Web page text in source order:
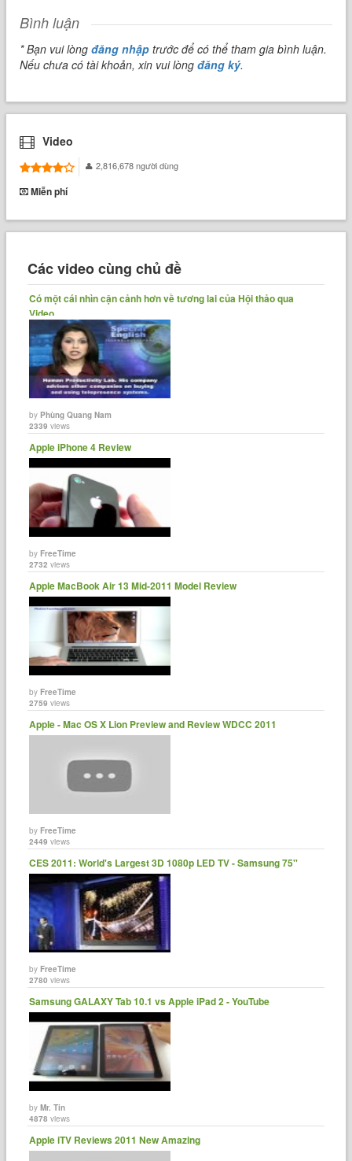
Bình luận
* Bạn vui lòngđăng nhập trước để có thể tham gia bình luận.
Nếu chưa có tài khoản, xin vui lòngđăng ký.
Video
2,816,678 người dùng
Miễn phí
Các video cùng chủ đề
Có một cái nhìn cận cảnh hơn về tương lai của Hội thảo qua
Video
byPhùng Quang Nam
2339 views
Apple iPhone 4 Review
byFreeTime
2732 views
Apple MacBook Air 13 Mid-2011 Model Review
byFreeTime
2759 views
Apple - Mac OS X Lion Preview and Review WDCC 2011
byFreeTime
2449 views
CES 2011: World's Largest 3D 1080p LED TV - Samsung 75''
byFreeTime
2780 views
Samsung GALAXY Tab 10.1 vs Apple iPad 2 - YouTube
byMr. Tin
4878 views
Apple iTV Reviews 2011 New Amazing